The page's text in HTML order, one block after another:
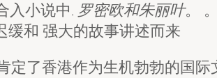
入小说中. 罗密欧和朱丽叶。
缓和 强大的故事讲述而来
定了香港作为生机勃勃的国